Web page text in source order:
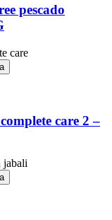
pescado
care 2 –